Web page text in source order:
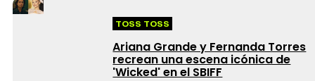
TOSS TOSS
Ariana Grande y Fernanda Torres
recrean una escena icónica de
'Wicked' en el SBIFF